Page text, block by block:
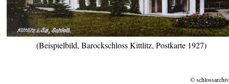
(Beispielbild, Barockschloss Kittlitz, Postkarte 1927)
©